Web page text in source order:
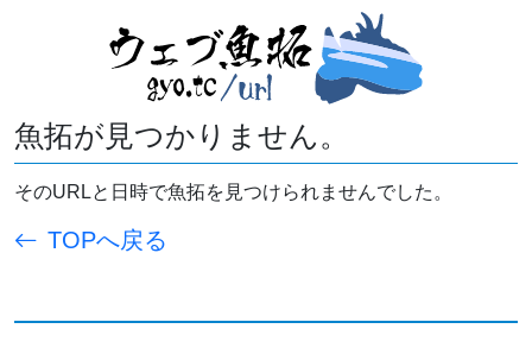
魚拓が見つかりません。
そのURLと日時で魚拓を見つけられませんでした。
TOPへ戻る